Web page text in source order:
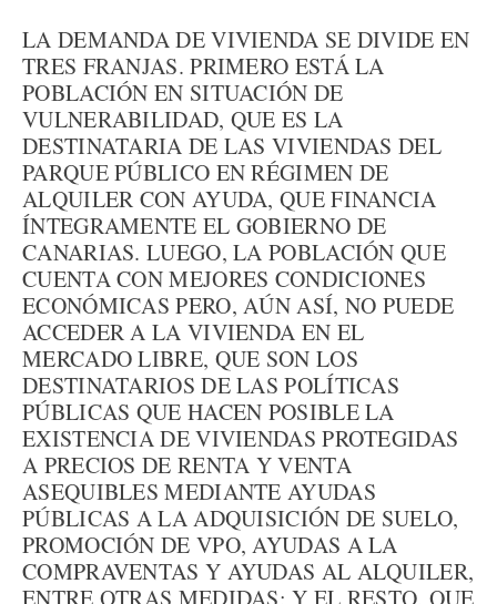
LA DEMANDA DE VIVIENDA SE DIVIDE EN
TRES FRANJAS. PRIMERO ESTÁ LA
POBLACIÓN EN SITUACIÓN DE
VULNERABILIDAD, QUE ES LA
DESTINATARIA DE LAS VIVIENDAS DEL
PARQUE PÚBLICO EN RÉGIMEN DE
ALQUILER CON AYUDA, QUE FINANCIA
ÍNTEGRAMENTE EL GOBIERNO DE
CANARIAS. LUEGO, LA POBLACIÓN QUE
CUENTA CON MEJORES CONDICIONES
ECONÓMICAS PERO, AÚN ASÍ, NO PUEDE
ACCEDER A LA VIVIENDA EN EL
MERCADO LIBRE, QUE SON LOS
DESTINATARIOS DE LAS POLÍTICAS
PÚBLICAS QUE HACEN POSIBLE LA
EXISTENCIA DE VIVIENDAS PROTEGIDAS
A PRECIOS DE RENTA Y VENTA
ASEQUIBLES MEDIANTE AYUDAS
PÚBLICAS A LA ADQUISICIÓN DE SUELO,
PROMOCIÓN DE VPO, AYUDAS A LA
COMPRAVENTAS Y AYUDAS AL ALQUILER,
ENTRE OTRAS MEDIDAS; Y EL RESTO, QUE